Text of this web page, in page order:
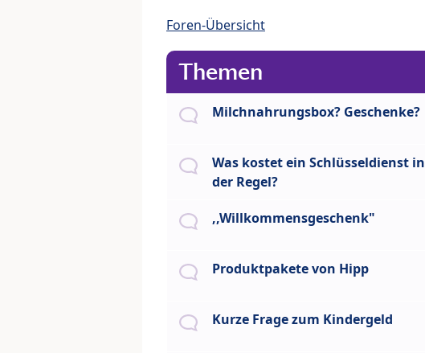
Foren-Übersicht
Themen
Milchnahrungsbox? Geschenke?
Was kostet ein Schlüsseldienst in
der Regel?
,,Willkommensgeschenk"
Produktpakete von Hipp
Kurze Frage zum Kindergeld